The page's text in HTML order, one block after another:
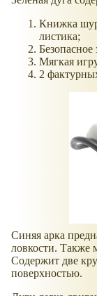
Книжка
листика;
Безопасное
Мягкая
2
Синяя арка
ловкости. Также
Содержит две
поверхностью.